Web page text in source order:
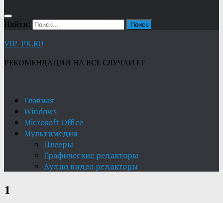
Найти:
VIP-PK.RU
РЕКОМЕНДАЦИИ НА ВСЕ СЛУЧАИ IT
Главная
Windows
Microsoft Office
Мультимедия
Плееры
Графические редакторы
Aудио видео редакторы
1